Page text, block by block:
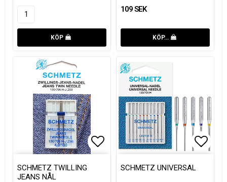
KÖP
109 SEK
KÖP…
SCHMETZ TWILLING
JEANS NÅL
SCHMETZ UNIVERSAL